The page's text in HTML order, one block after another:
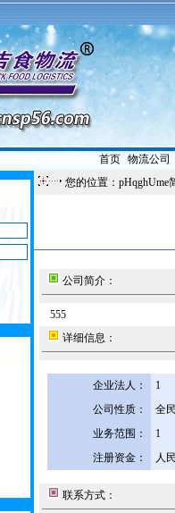
首页| 物流公司
您的位置：pHqghUme
公司简介：
555
详细信息：
企业法人：
1
公司性质：
全
业务范围：
1
注册资金：
人
联系方式：